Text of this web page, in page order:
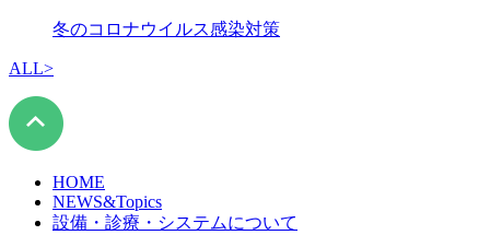
冬のコロナウイルス感染対策
ALL>
HOME
NEWS&Topics
設備・診療・システムについて